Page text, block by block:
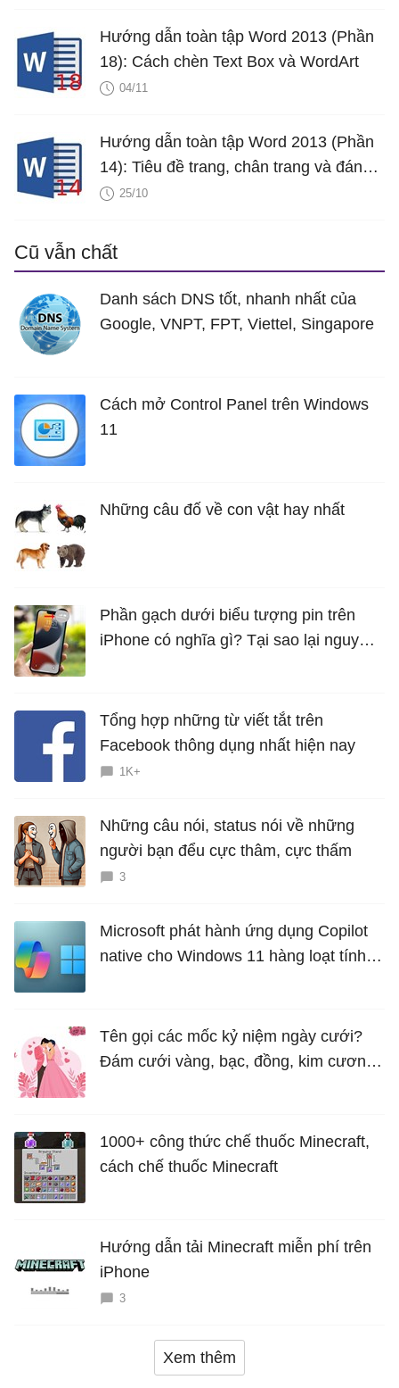
Hướng dẫn toàn tập Word 2013 (Phần
18): Cách chèn Text Box và WordArt
04/11
Hướng dẫn toàn tập Word 2013 (Phần
14): Tiêu đề trang, chân trang và đánh
số trang
25/10
Cũ vẫn chất
Danh sách DNS tốt, nhanh nhất của
Google, VNPT, FPT, Viettel, Singapore
Cách mở Control Panel trên Windows
11
Những câu đố về con vật hay nhất
Phần gạch dưới biểu tượng pin trên
iPhone có nghĩa gì? Tại sao lại nguy
Tổng hợp những từ viết tắt trên
Facebook thông dụng nhất hiện nay
1K+
Những câu nói, status nói về những
người bạn đểu cực thâm, cực thấm
3
Microsoft phát hành ứng dụng Copilot
native cho Windows 11 hàng loạt tính
Tên gọi các mốc kỷ niệm ngày cưới?
Đám cưới vàng, bạc, đồng, kim cương
1000+ công thức chế thuốc Minecraft,
cách chế thuốc Minecraft
Hướng dẫn tải Minecraft miễn phí trên
iPhone
3
Xem thêm